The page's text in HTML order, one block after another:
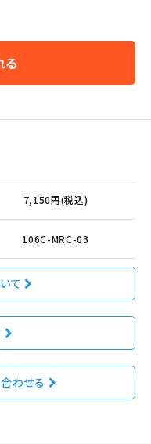
る
7,150円(税込)
106C-MRC-03
て
わせる